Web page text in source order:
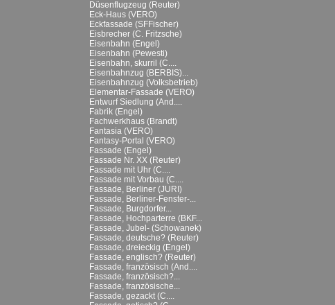
Düsenflugzeug (Reuter)
Eck-Haus (VERO)
Eckfassade (SFFischer)
Eisbrecher (C. Fritzsche)
Eisenbahn (Engel)
Eisenbahn (Pewesti)
Eisenbahn, skurril (C....
Eisenbahnzug (BERBIS)...
Eisenbahnzug (Volksbetrieb)
Elementar-Fassade (VERO)
Entwurf Siedlung (And....
Fabrik (Engel)
Fachwerkhaus (Brandt)
Fantasia (VERO)
Fantasy-Portal (VERO)
Fassade (Engel)
Fassade Nr. XX (Reuter)
Fassade mit Uhr (C....
Fassade mit Vorbau (C....
Fassade, Berliner (JURI)
Fassade, Berliner-Fenster-...
Fassade, Burgdorfer...
Fassade, Hochparterre (BKF...
Fassade, Jubel- (Schowanek)
Fassade, deutsche? (Reuter)
Fassade, dreieckig (Engel)
Fassade, englisch? (Reuter)
Fassade, französisch (And....
Fassade, französisch?...
Fassade, französische...
Fassade, gezackt (C....